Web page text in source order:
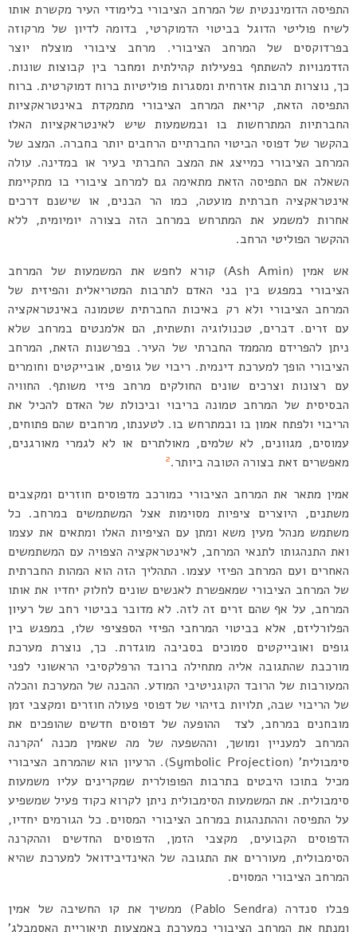
התפיסה הדומיננטית של המרחב הציבורי בלימודי העיר מקשרת אותו
לשיח פוליטי הדוגל בביטוי הדמוקרטי, בדומה לדיון של מרקוזה
בפרדוקסים של המרחב הציבורי. מרחב ציבורי מוצלח יוצר
הזדמנויות להשתתף בפעילות קהילתית ומחבר בין קבוצות שונות.
כך, נוצרות תרבות אזרחית ומסגרות פוליטיות ברוח דמוקרטית. ברוח
התפיסה הזאת, קריאת המרחב הציבורי מתמקדת באינטראקציות
החברתיות המתרחשות בו ובמשמעות שיש לאינטראקציות האלו
בהקשר של דפוסי הביטוי החברתיים הרחבים יותר בחברה. המצב של
המרחב הציבורי כמייצג את המצב החברתי בעיר או במדינה. עולה
השאלה אם התפיסה הזאת מתאימה גם למרחב ציבורי בו מתקיימת
אינטראקציה חברתית מועטה, כמו הר הבנים, או שישנם דרכים
אחרות למשמע את המתרחש במרחב הזה בצורה יומיומית, ללא
ההקשר הפוליטי הרחב.
אש אמין (Ash Amin) קורא לחפש את המשמעות של המרחב
הציבורי במפגש בין בני האדם לתרבות המטריאלית והפיזית של
המרחב הציבורי ולא רק באיכות החברתית שטמונה באינטראקציה
עם זרים. דברים, טכנולוגיה ותשתית, הם אלמנטים במרחב שלא
ניתן להפרידם מהממד החברתי של העיר. בפרשנות הזאת, המרחב
הציבורי הופך למערכת דינמית. ריבוי של גופים, אובייקטים וחומרים
עם רצונות וצרכים שונים החולקים מרחב פיזי משותף. החוויה
הבסיסית של המרחב טמונה בריבוי וביכולת של האדם להכיל את
הריבוי ולפתח אמון בו ובמתרחש בו. לטענתו, מרחבים שהם פתוחים,
עמוסים, מגוונים, לא שלמים, מאולתרים או לא לגמרי מאורגנים,
מאפשרים זאת בצורה הטובה ביותר.2
אמין מתאר את המרחב הציבורי כמורכב מדפוסים חוזרים ומקצבים
משתנים, היוצרים ציפיות מסוימות אצל המשתמשים במרחב. כל
משתמש מנהל מעין משא ומתן עם הציפיות האלו ומתאים את עצמו
ואת התנהגותו לתנאי המרחב, לאינטראקציה הצפויה עם המשתמשים
האחרים ועם המרחב הפיזי עצמו. התהליך הזה הוא המהות החברתית
של המרחב הציבורי שמאפשרת לאנשים שונים לחלוק יחדיו את אותו
המרחב, על אף שהם זרים זה לזה. לא מדובר בביטוי רחב של רעיון
הפלורליזם, אלא בביטוי המרחבי הפיזי הספציפי שלו, במפגש בין
גופים ואובייקטים סמוכים בסביבה מוגדרת. כך, נוצרת מערכת
מורכבת שהתגובה אליה מתחילה ברובד הרפלקסיבי הראשוני לפני
המעורבות של הרובד הקוגניטיבי המודע. ההבנה של המערכת והכלה
של הריבוי שבה, תלויות בזיהוי של דפוסי פעולה חוזרים ומקצבי זמן
מובחנים במרחב, לצד ההופעה של דפוסים חדשים שהופכים את
המרחב למעניין ומושך, וההשפעה של מה שאמין מכנה ‘הקרנה
סימבולית’ (Symbolic Projection). הרעיון הוא שהמרחב הציבורי
מכיל בתוכו היבטים בתרבות הפופולרית שמקרינים עליו משמעות
סימבולית. את המשמעות הסימבולית ניתן לקרוא כקוד פעיל שמשפיע
על התפיסה וההתנהגות במרחב הציבורי המסוים. כל הגורמים יחדיו,
הדפוסים הקבועים, מקצבי הזמן, הדפוסים החדשים וההקרנה
הסימבולית, מעוררים את התגובה של האינדיבידואל למערכת שהיא
המרחב הציבורי המסוים.
פבלו סנדרה (Pablo Sendra) ממשיך את קו החשיבה של אמין
ומנתח את המרחב הציבורי כמערכת באמצעות תיאוריית האסמבלג’